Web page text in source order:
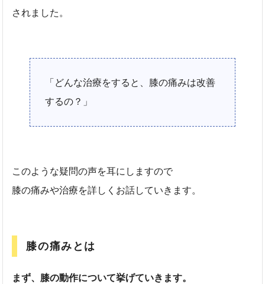
されました。
「どんな治療をすると、膝の痛みは改善
するの？」
このような疑問の声を耳にしますので
膝の痛みや治療を詳しくお話していきます。
膝の痛みとは
まず、膝の動作について挙げていきます。